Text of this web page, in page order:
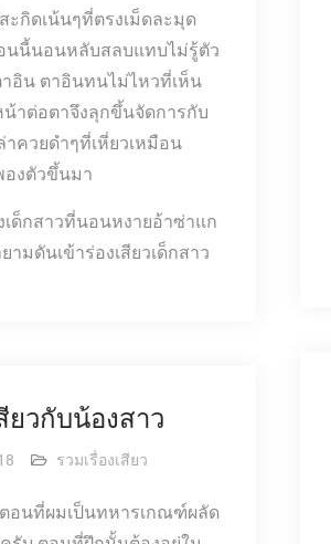
ะกิดเน้นๆที่ตรงเม็ดละมุด
นนี้นอนหลับสลบแทบไม่รู้ตัว
อิน ตาอินทนไม่ไหวที่เห็น
าต่อตาจึงลุกขึ้นจัดการกับ
าควยดำๆที่เหี่ยวเหมือน
องตัวขึ้นมา
เด็กสาวที่นอนหงายอ้าซ่าแก
มดันเข้าร่องเสียวเด็กสาว
ยวกับน้องสาว
รวมเรื่องเสียว
ตอนที่ผมเป็นทหารเกณฑ์ผลัด